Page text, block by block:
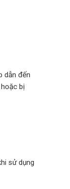
dẫn đến
bị
sử dụng